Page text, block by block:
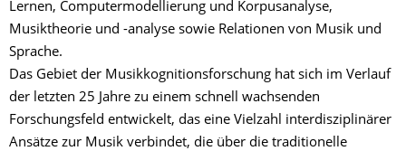
Lernen, Computermodellierung und Korpusanalyse,
Musiktheorie und -analyse sowie Relationen von Musik und
Sprache.
Das Gebiet der Musikkognitionsforschung hat sich im Verlauf
der letzten 25 Jahre zu einem schnell wachsenden
Forschungsfeld entwickelt, das eine Vielzahl interdisziplinärer
Ansätze zur Musik verbindet, die über die traditionelle